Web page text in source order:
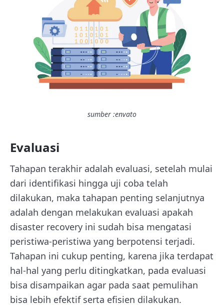
sumber :envato
Evaluasi
Tahapan terakhir adalah evaluasi, setelah mulai
dari identifikasi hingga uji coba telah
dilakukan, maka tahapan penting selanjutnya
adalah dengan melakukan evaluasi apakah
disaster recovery ini sudah bisa mengatasi
peristiwa-peristiwa yang berpotensi terjadi.
Tahapan ini cukup penting, karena jika terdapat
hal-hal yang perlu ditingkatkan, pada evaluasi
bisa disampaikan agar pada saat pemulihan
bisa lebih efektif serta efisien dilakukan.